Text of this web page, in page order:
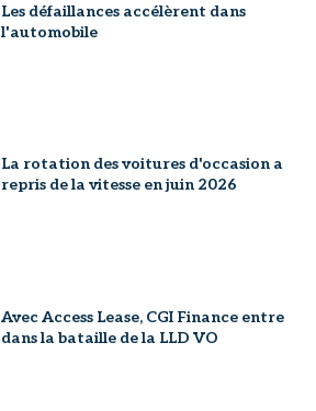
Les défaillances accélèrent dans
l'automobile
La rotation des voitures d'occasion a
repris de la vitesse en juin 2026
Avec Access Lease, CGI Finance entre
dans la bataille de la LLD VO